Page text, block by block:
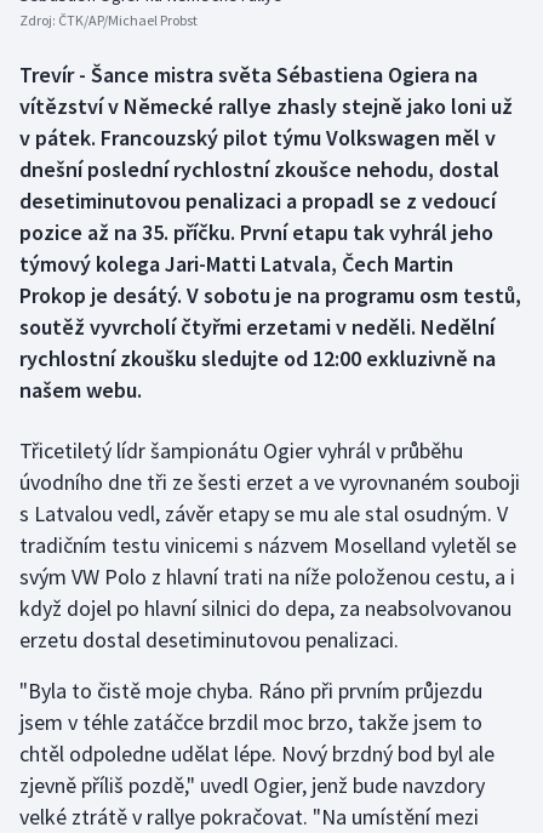
Box
Curling
Dostihy
Florbal
Futsal
Golf
Gymnastika
Házená
Jezdectví
Judo
Krasobruslení
Lezení
Lyže a snowboard
Zdroj: ČTK/AP/Michael Probst
Trevír - Šance mistra světa Sébastiena Ogiera na
vítězství v Německé rallye zhasly stejně jako loni už
v pátek. Francouzský pilot týmu Volkswagen měl v
dnešní poslední rychlostní zkoušce nehodu, dostal
desetiminutovou penalizaci a propadl se z vedoucí
pozice až na 35. příčku. První etapu tak vyhrál jeho
týmový kolega Jari-Matti Latvala, Čech Martin
Prokop je desátý. V sobotu je na programu osm testů,
soutěž vyvrcholí čtyřmi erzetami v neděli. Nedělní
rychlostní zkoušku sledujte od 12:00 exkluzivně na
našem webu.
Třicetiletý lídr šampionátu Ogier vyhrál v průběhu
úvodního dne tři ze šesti erzet a ve vyrovnaném souboji
s Latvalou vedl, závěr etapy se mu ale stal osudným. V
tradičním testu vinicemi s názvem Moselland vyletěl se
svým VW Polo z hlavní trati na níže položenou cestu, a i
když dojel po hlavní silnici do depa, za neabsolvovanou
erzetu dostal desetiminutovou penalizaci.
"Byla to čistě moje chyba. Ráno při prvním průjezdu
jsem v téhle zatáčce brzdil moc brzo, takže jsem to
chtěl odpoledne udělat lépe. Nový brzdný bod byl ale
zjevně příliš pozdě," uvedl Ogier, jenž bude navzdory
velké ztrátě v rallye pokračovat. "Na umístění mezi